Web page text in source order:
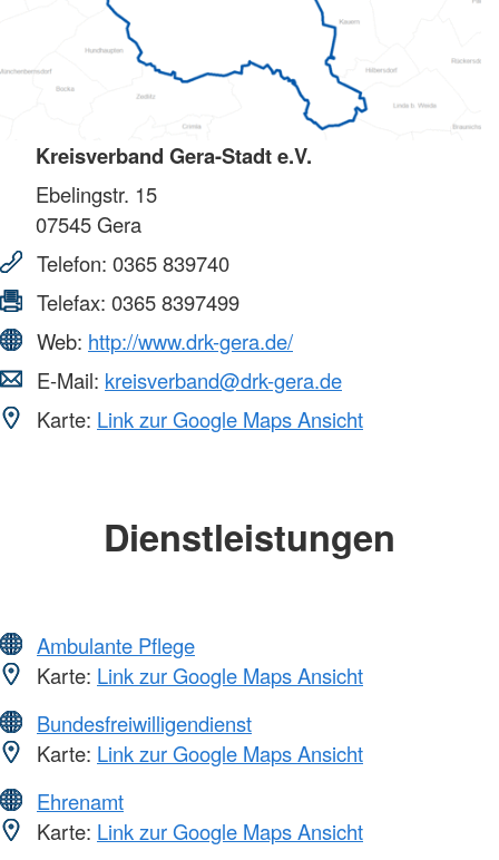
Kreisverband Gera-Stadt e.V.
Ebelingstr. 15
07545Gera
Telefon: 0365 839740
Telefax: 0365 8397499
Web: http://www.drk-gera.de/
E-Mail: kreisverband@drk-gera.de
Karte: Link zur Google Maps Ansicht
Dienstleistungen
Ambulante Pflege
Karte: Link zur Google Maps Ansicht
Bundesfreiwilligendienst
Karte: Link zur Google Maps Ansicht
Ehrenamt
Karte: Link zur Google Maps Ansicht